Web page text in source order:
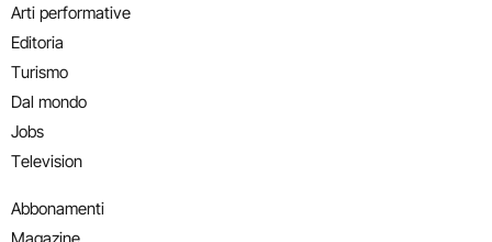
Arti performative
Editoria
Turismo
Dal mondo
Jobs
Television
Abbonamenti